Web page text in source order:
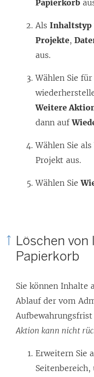
Papierkorb
Als Inhaltstyp
Projekte,
aus.
Wählen Sie
Weitere
dann auf
Wählen Sie
Projekt aus.
Wählen Sie
Löschen von
Papierkorb
Sie können Inhalte
Ablauf der vom
Aktion kann nicht
Erweitern Sie
Seitenbereich,